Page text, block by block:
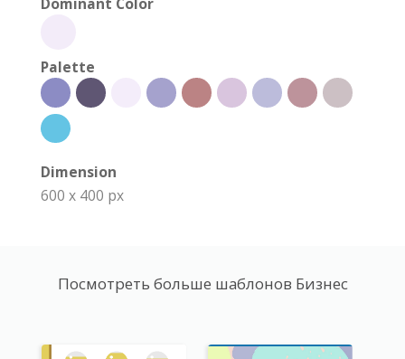
Palette
Dimension
600 x 400 px
Посмотреть больше шаблонов Бизнес